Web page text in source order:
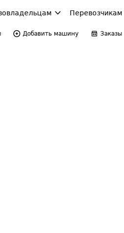
Перевозчикам
Добавить машину Заказы